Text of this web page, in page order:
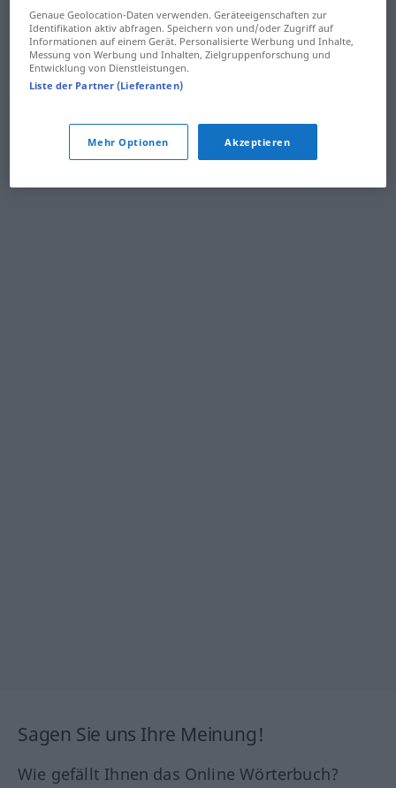
Sagen Sie uns Ihre Meinung!
Wie gefällt Ihnen das Online Wörterbuch?
Genaue Geolocation-Daten verwenden. Geräteeigenschaften zur
Identifikation aktiv abfragen. Speichern von und/oder Zugriff auf
Informationen auf einem Gerät. Personalisierte Werbung und Inhalte,
Messung von Werbung und Inhalten, Zielgruppenforschung und
Entwicklung von Dienstleistungen.
Liste der Partner (Lieferanten)
Mehr Optionen Akzeptieren